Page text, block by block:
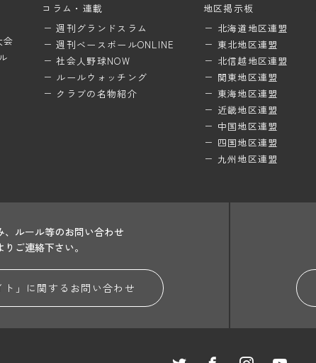
会
コラム・連載
週刊グランドスラム
週刊ベースボールONLINE
社会人野球NOW
ルールウォッチング
クラブの名物紹介
地区掲示板
北海道地区連盟
東北地区連盟
北信越地区連盟
関東地区連盟
東海地区連盟
近畿地区連盟
中国地区連盟
四国地区連盟
九州地区連盟
、ルール等のお問い合わせ
ご連絡下さい。
ト」に関する お問い合わせ